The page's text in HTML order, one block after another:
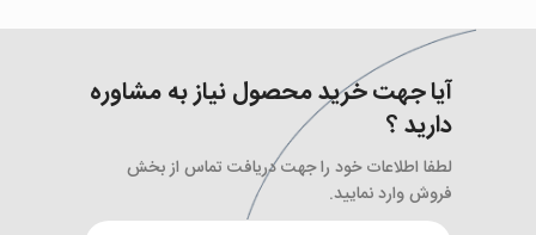
آیا جهت خرید محصول نیاز به مشاوره
دارید ؟
لطفا اطلاعات خود را جهت دریافت تماس از بخش
فروش وارد نمایید.